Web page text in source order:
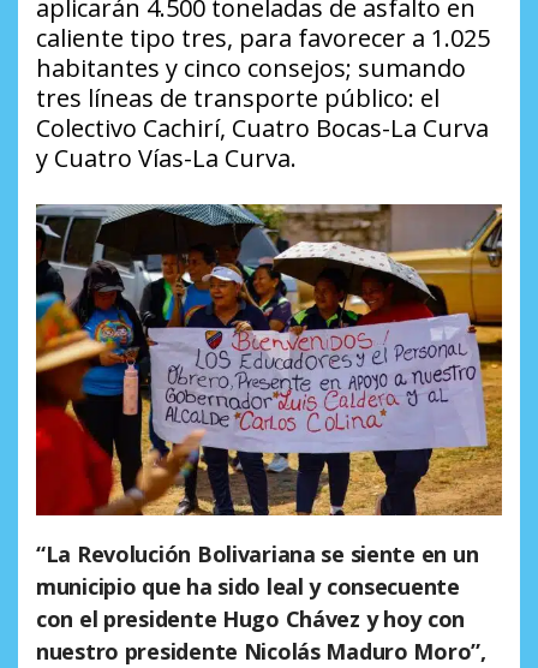
aplicarán 4.500 toneladas de asfalto en
caliente tipo tres, para favorecer a 1.025
habitantes y cinco consejos; sumando
tres líneas de transporte público: el
Colectivo Cachirí, Cuatro Bocas-La Curva
y Cuatro Vías-La Curva.
“La Revolución Bolivariana se siente en un
municipio que ha sido leal y consecuente
con el presidente Hugo Chávez y hoy con
nuestro presidente Nicolás Maduro Moro”,